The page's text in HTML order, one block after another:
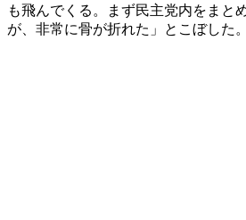
も飛んでくる。まず民主党内をまと
が、非常に骨が折れた」とこぼした。